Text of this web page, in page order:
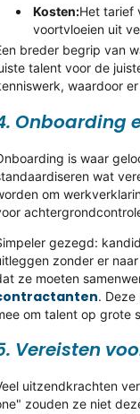
Kosten:Het tarief
voortvloeien uit
breder begrip van
talent voor de
waardoor
Onboarding
is waar
wat
om
gezegd:
zonder er
ze moeten
.
om talent op grote
Vereisten
uitzendkrachten
zouden ze niet